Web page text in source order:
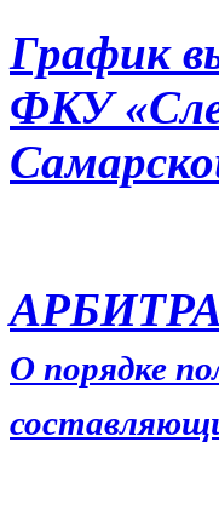
График
ФКУ
О порядке